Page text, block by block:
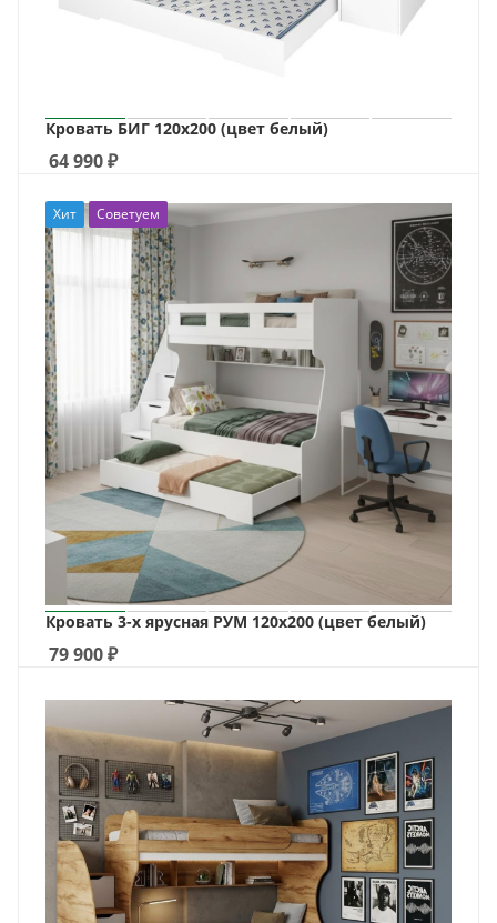
Кровать БИГ 120х200 (цвет белый)
64 990₽
Хит Советуем
Кровать 3-х ярусная РУМ 120х200 (цвет белый)
79 900₽